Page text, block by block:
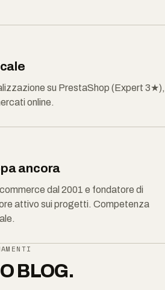
su PrestaShop (Expert 3★),
online.
ancora
dal 2001 e fondatore di
attivo sui progetti. Competenza
BLOG.